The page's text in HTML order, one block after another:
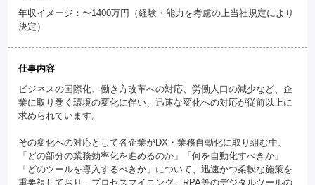
年収イメージ：〜1400万円（経験・能力を考慮の上当社規定により
決定）
仕事内容
ビジネスの国際化、働き方改革への対応、労働人口の減少など、企
業に取り巻く環境の変化に伴い、迅速な変化への対応が従前以上に
求められています。
その変化への対応として各企業がDX・業務自動化に取り組む中、
「どの部分の業務効率化を進めるのか」「何を自動化すべきか」
「どのツールを導入するべきか」について、迅速かつ柔軟な施策を
重要視しており、プロセスマイニング、RPA等のデジタルツールの